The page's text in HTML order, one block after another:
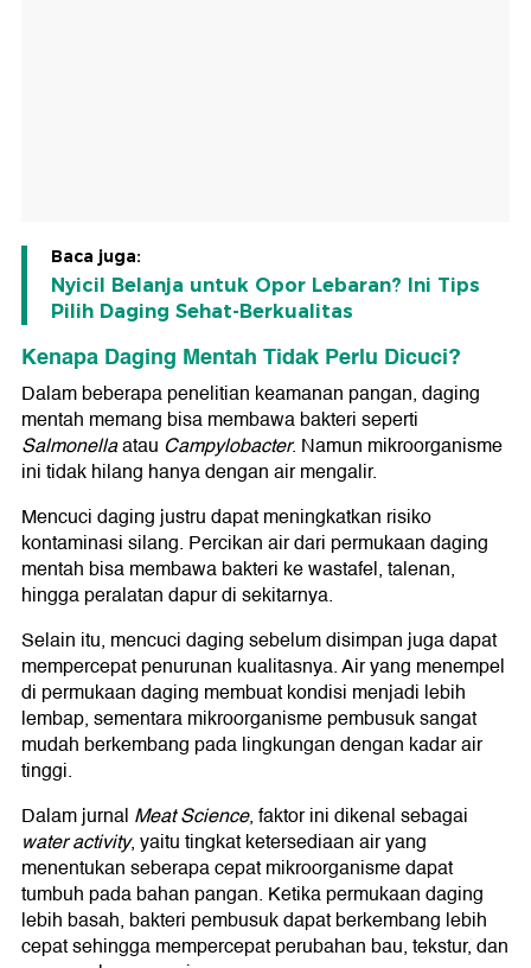
Baca juga:
Nyicil Belanja untuk Opor Lebaran? Ini Tips
Pilih Daging Sehat-Berkualitas
Kenapa Daging Mentah Tidak Perlu Dicuci?
Dalam beberapa penelitian keamanan pangan, daging
mentah memang bisa membawa bakteri seperti
Salmonellaatau Campylobacter. Namun mikroorganisme
ini tidak hilang hanya dengan air mengalir.
Mencuci daging justru dapat meningkatkan risiko
kontaminasi silang. Percikan air dari permukaan daging
mentah bisa membawa bakteri ke wastafel, talenan,
hingga peralatan dapur di sekitarnya.
Selain itu, mencuci daging sebelum disimpan juga dapat
mempercepat penurunan kualitasnya. Air yang menempel
di permukaan daging membuat kondisi menjadi lebih
lembap, sementara mikroorganisme pembusuk sangat
mudah berkembang pada lingkungan dengan kadar air
tinggi.
Dalam jurnal Meat Science, faktor ini dikenal sebagai
water activity, yaitu tingkat ketersediaan air yang
menentukan seberapa cepat mikroorganisme dapat
tumbuh pada bahan pangan. Ketika permukaan daging
lebih basah, bakteri pembusuk dapat berkembang lebih
cepat sehingga mempercepat perubahan bau, tekstur, dan